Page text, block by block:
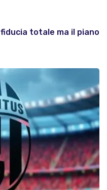
totale ma il piano